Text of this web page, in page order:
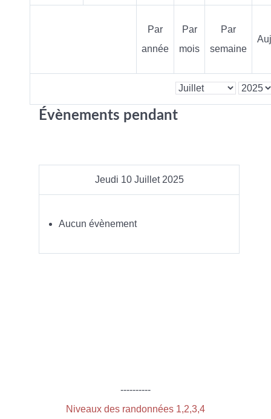
Par
année
Par
mois
Par
semaine
Évènements pendant
Jeudi 10 Juillet 2025
Aucun évènement
----------
Niveaux des randonnées 1,2,3,4